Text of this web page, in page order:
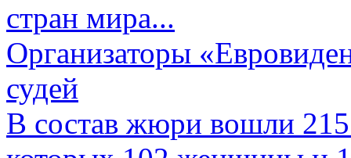
стран мира...
Организаторы
судей
В состав жюри вошли 215